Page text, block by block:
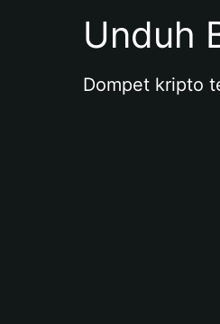
Unduh
Dompet kripto